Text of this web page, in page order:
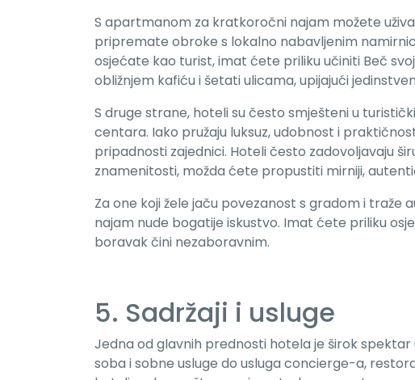
S apartmanom za kratkoročni najam možete
pripremate obroke s lokalno nabavljenim
osjećate kao turist, imat ćete priliku učiniti Beč
obližnjem kafiću i šetati ulicama, upijajući
S druge strane, hoteli su često smješteni u
centara. Iako pružaju luksuz, udobnost i
pripadnosti zajednici. Hoteli često zadovoljavaju
znamenitosti, možda ćete propustiti mirniji,
Za one koji žele jaču povezanost s gradom i
najam nude bogatije iskustvo. Imat ćete priliku
boravak čini nezaboravnim.
5. Sadržaji i usluge
Jedna od glavnih prednosti hotela je širok spektar
soba i sobne usluge do usluga concierge-a,